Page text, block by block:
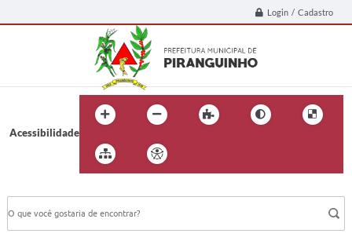
Login / Cadastro
Acessibilidade